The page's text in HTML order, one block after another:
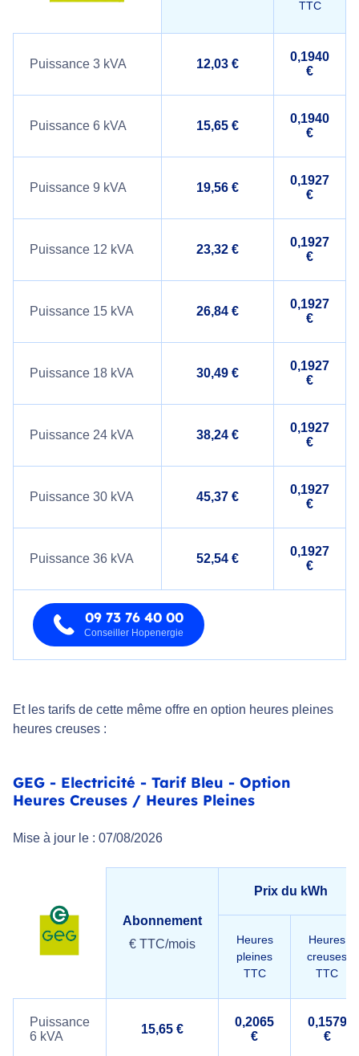
TTC
Puissance 3 kVA 12,03 €
0,1940
€
Puissance 6 kVA 15,65 €
0,1940
€
Puissance 9 kVA 19,56 €
0,1927
€
Puissance 12 kVA 23,32 €
0,1927
€
Puissance 15 kVA 26,84 €
0,1927
€
Puissance 18 kVA 30,49 €
0,1927
€
Puissance 24 kVA 38,24 €
0,1927
€
Puissance 30 kVA 45,37 €
0,1927
€
Puissance 36 kVA 52,54 €
0,1927
€
09 73 76 40 00
Conseiller Hopenergie
Et les tarifs de cette même offre en option heures pleines
heures creuses :
GEG - Electricité - Tarif Bleu - Option
Heures Creuses / Heures Pleines
Mise à jour le : 07/08/2026
Abonnement
€ TTC/mois
Prix du kWh
Heures
pleines
TTC
Heures
creuses
TTC
Puissance
6 kVA
15,65 €
0,2065
€
0,1579
€